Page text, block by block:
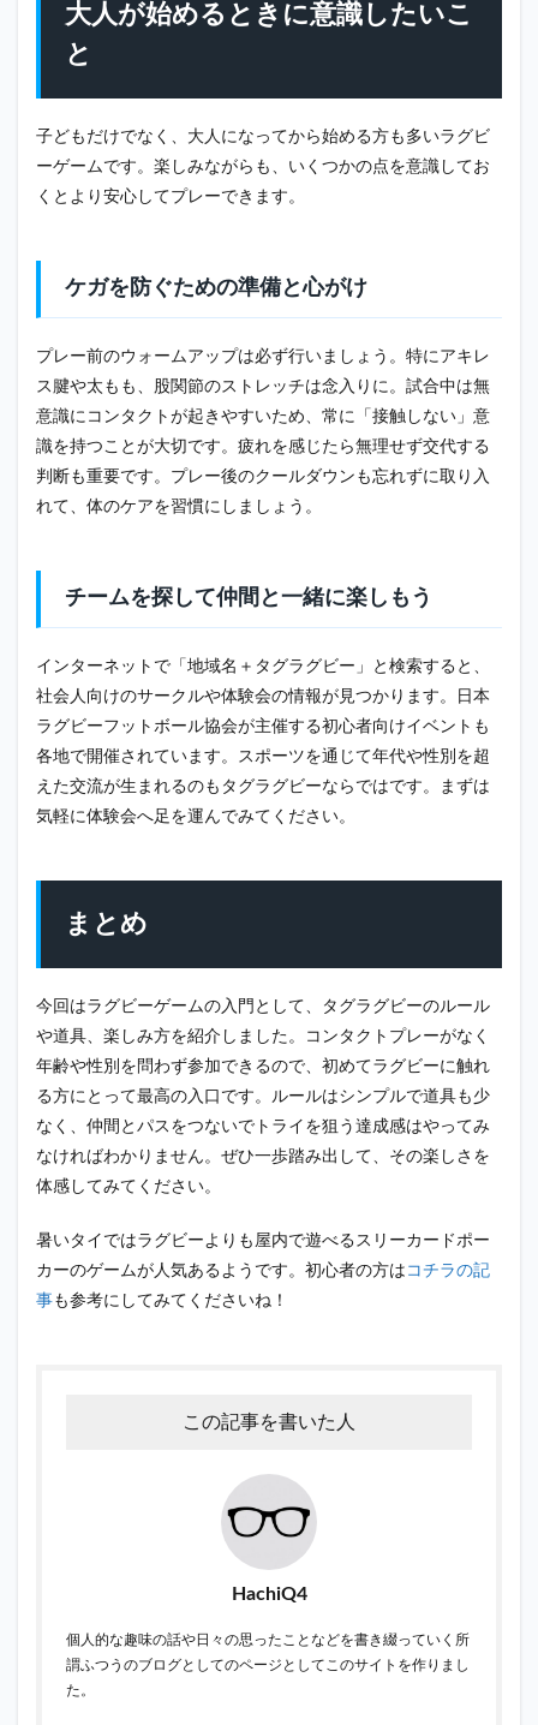
大人が始めるときに意識したいこ
と
子どもだけでなく、大人になってから始める方も多いラグビ
ーゲームです。楽しみながらも、いくつかの点を意識してお
くとより安心してプレーできます。
ケガを防ぐための準備と心がけ
プレー前のウォームアップは必ず行いましょう。特にアキレ
ス腱や太もも、股関節のストレッチは念入りに。試合中は無
意識にコンタクトが起きやすいため、常に「接触しない」意
識を持つことが大切です。疲れを感じたら無理せず交代する
判断も重要です。プレー後のクールダウンも忘れずに取り入
れて、体のケアを習慣にしましょう。
チームを探して仲間と一緒に楽しもう
インターネットで「地域名＋タグラグビー」と検索すると、
社会人向けのサークルや体験会の情報が見つかります。日本
ラグビーフットボール協会が主催する初心者向けイベントも
各地で開催されています。スポーツを通じて年代や性別を超
えた交流が生まれるのもタグラグビーならではです。まずは
気軽に体験会へ足を運んでみてください。
まとめ
今回はラグビーゲームの入門として、タグラグビーのルール
や道具、楽しみ方を紹介しました。コンタクトプレーがなく
年齢や性別を問わず参加できるので、初めてラグビーに触れ
る方にとって最高の入口です。ルールはシンプルで道具も少
なく、仲間とパスをつないでトライを狙う達成感はやってみ
なければわかりません。ぜひ一歩踏み出して、その楽しさを
体感してみてください。
暑いタイではラグビーよりも屋内で遊べるスリーカードポー
カーのゲームが人気あるようです。初心者の方は コチラの記
事も参考にしてみてくださいね！
この記事を書いた人
HachiQ4
個人的な趣味の話や日々の思ったことなどを書き綴っていく所
謂ふつうのブログとしてのページとしてこのサイトを作りまし
た。